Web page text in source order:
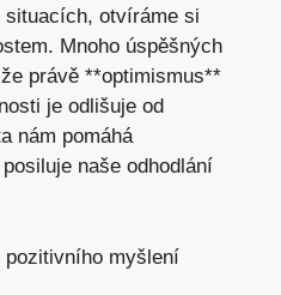
otvíráme si
Mnoho úspěšných
právě **optimismus**
je odlišuje od
nám pomáhá
naše odhodlání
pozitivního myšlení